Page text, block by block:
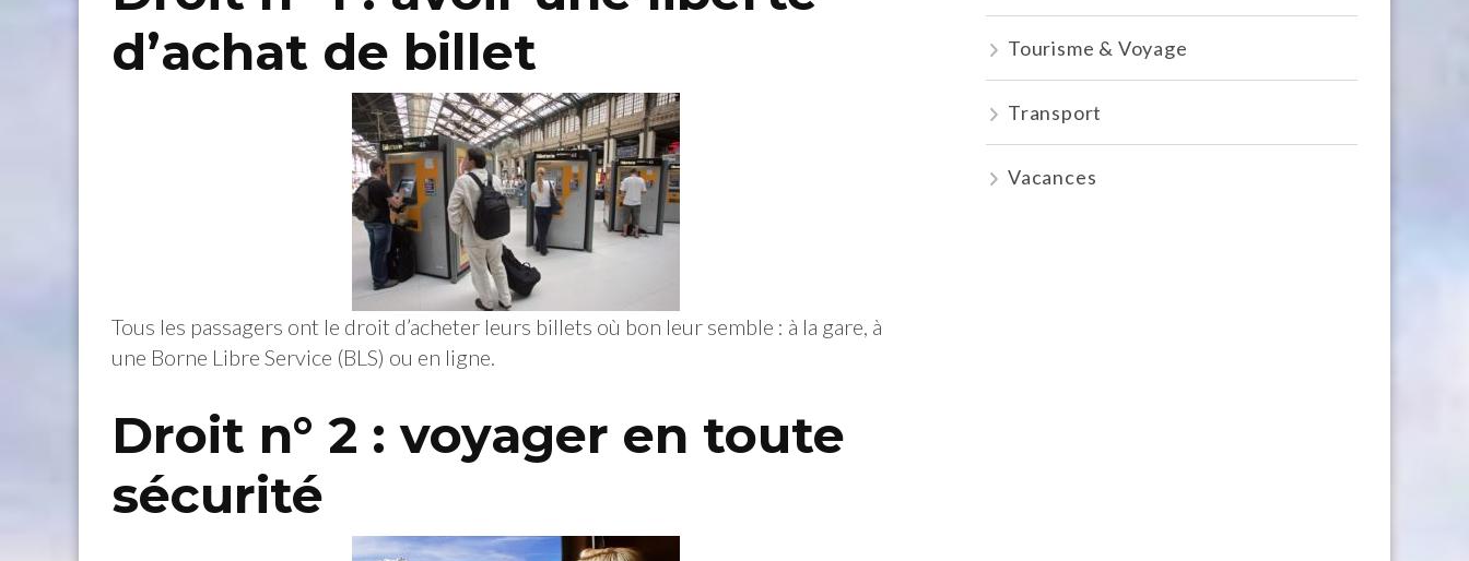
d’achat de billet
Tous les passagers ont le droit d’acheter leurs billets où bon leur semble : à la gare, à
une Borne Libre Service (BLS) ou en ligne.
Droit n° 2 : voyager en toute
sécurité
Tourisme & Voyage
Transport
Vacances